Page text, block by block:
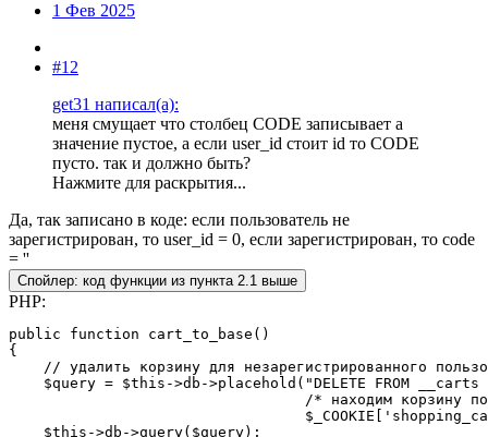
1 Фев 2025
#12
get31 написал(а):
меня смущает что столбец CODE записывает а
значение пустое, а если user_id стоит id то CODE
пусто. так и должно быть?
Нажмите для раскрытия...
Да, так записано в коде: если пользователь не
зарегистрирован, то user_id = 0, если зарегистрирован, то code
= ''
Спойлер: код функции из пункта 2.1 выше
PHP:
public function cart_to_base()
{
// удалить корзину для незарегистрированного
$query = $this->db->placehold("DELETE FROM __carts
/* находим корзину
    $this->db->query($query);